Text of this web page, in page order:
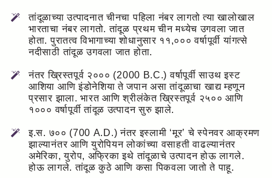
तांदूळाच्या उत्पादनात चीनचा पहिला नंबर लागतो त्या खालोखाल
भारताचा नंबर लागतो. तांदूळ प्रथम चीन मध्येच उगवला जात
होता. पुरातत्व विभागाच्या शोधानुसार ११,००० वर्षापूर्वी यांगत्से
नदीसाठी तांदूळ उगवला जात होता.
नंतर ख्रिस्तपूर्व २००० (2000 B.C.) वर्षापूर्वी साउथ इस्ट
आशिया आणि इंडोनेशिया ते जपान असा तांदूळाचा खाद्य म्हणून
प्रसार झाला. भारत आणि श्रीलंकेत ख्रिस्तपूर्व २५०० आणि
१००० वर्षापूर्वी तांदूळ उत्पादन सुरु झाले.
इ.स. ७०० (700 A.D.) नंतर इस्लामी ‘मूर’ चे स्पेनवर आक्रमण
झाल्यानंतर आणि युरोपियन लोकांच्या वसाहती वाढल्यानंतर
अमेरिका, युरोप, अफ्रिका इथे तांदूळाचे उत्पादन होऊ लागले.
होऊ लागले. तांदूळ कुठे आणि कसा पिकवला जातो ते पाहू.